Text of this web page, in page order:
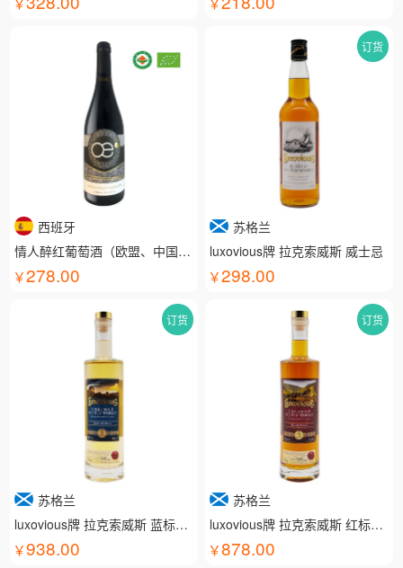
西班牙
情人醉红葡萄酒（欧盟、中国有机认证）
278.00
订货
苏格兰
luxovious牌 拉克索威斯 威士忌
298.00
订货
苏格兰
luxovious牌 拉克索威斯 蓝标威士忌
938.00
订货
苏格兰
luxovious牌 拉克索威斯 红标威士忌
878.00